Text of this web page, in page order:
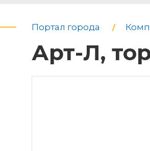
Портал города
Арт-Л,